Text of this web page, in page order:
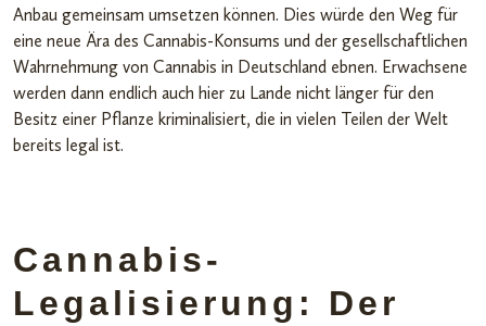
Anbau gemeinsam umsetzen können. Dies würde den Weg für
eine neue Ära des Cannabis-Konsums und der gesellschaftlichen
Wahrnehmung von Cannabis in Deutschland ebnen. Erwachsene
werden dann endlich auch hier zu Lande nicht länger für den
Besitz einer Pflanze kriminalisiert, die in vielen Teilen der Welt
bereits legal ist.
Cannabis-
Legalisierung: Der